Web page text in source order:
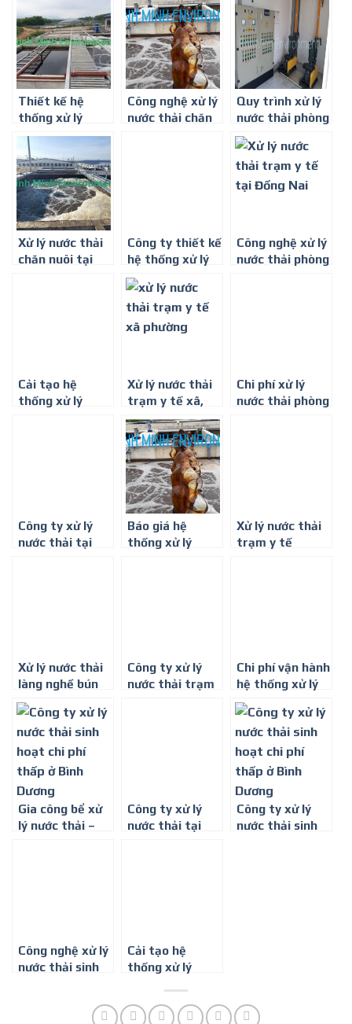
Thiết kế hệ
thống xử lý
nước thải chăn
nuôi heo (lợn)
toàn Quốc
Công nghệ xử lý
nước thải chăn
Quy trình xử lý
nước thải phòng
khám đa khoa ở
Long An
Xử lý nước thải
chăn nuôi tại
Công ty thiết kế
hệ thống xử lý
nước thải phòng
khám đa khoa ở
Bình Phước
Công nghệ xử lý
nước thải phòng
Cải tạo hệ
thống xử lý
Xử lý nước thải
trạm y tế xã,
phường trên
toàn quốc –
0917 347 578
Chi phí xử lý
nước thải phòng
Công ty xử lý
nước thải tại
Báo giá hệ
thống xử lý
Xử lý nước thải
trạm y tế
Xử lý nước thải
làng nghề bún
Công ty xử lý
nước thải trạm
Chi phí vận hành
hệ thống xử lý
nước thải
Gia công bể xử
lý nước thải –
Công ty xử lý
nước thải tại
Công ty xử lý
nước thải sinh
Công nghệ xử lý
nước thải sinh
Cải tạo hệ
thống xử lý
nước giải khát